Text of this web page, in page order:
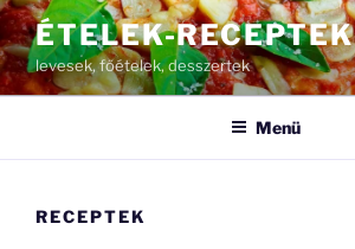
Tartalomhoz
ÉTELEK-RECEPTEK
levesek, főételek, desszertek
Menü
RECEPTEK